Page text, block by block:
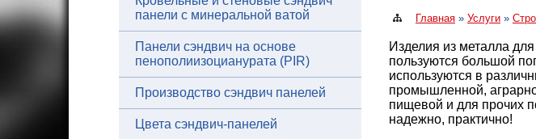
панели с минеральной ватой
Панели сэндвич на основе
пенополиизоцианурата (PIR)
Производство сэндвич панелей
Цвета сэндвич-панелей
Главная » Услуги »
Изделия из металла
пользуются большой
используются в
промышленной,
пищевой и для прочих
надежно, практично!